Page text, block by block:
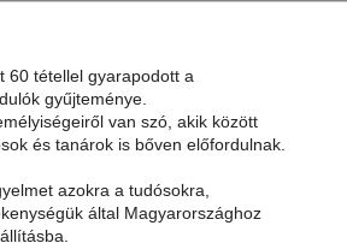
60 tétellel gyarapodott a
gyűjteménye.
van szó, akik között
és tanárok is bőven előfordulnak.
azokra a tudósokra,
által Magyarországhoz